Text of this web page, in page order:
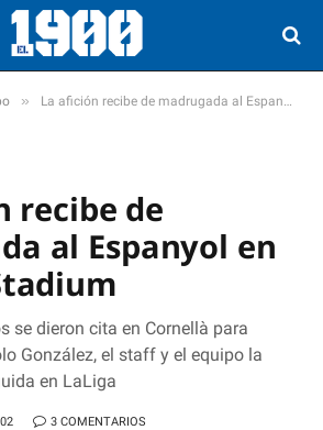
» La afición recibe de madrugada al Espanyol en el RCDE Stadium
recibe de
al Espanyol en
se dieron cita en Cornellà para
González, el staff y el equipo la
en LaLiga
3 COMENTARIOS